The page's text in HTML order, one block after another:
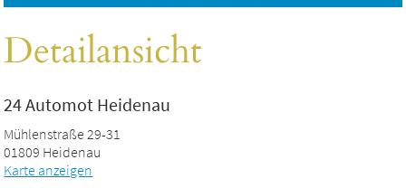
Detailansicht
24 Automot Heidenau
Mühlenstraße 29-31
01809 Heidenau
Karte anzeigen